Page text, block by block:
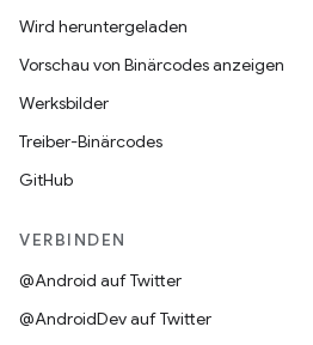
Wird heruntergeladen
Vorschau von Binärcodes anzeigen
Werksbilder
Treiber-Binärcodes
GitHub
VERBINDEN
@Android auf Twitter
@AndroidDev auf Twitter